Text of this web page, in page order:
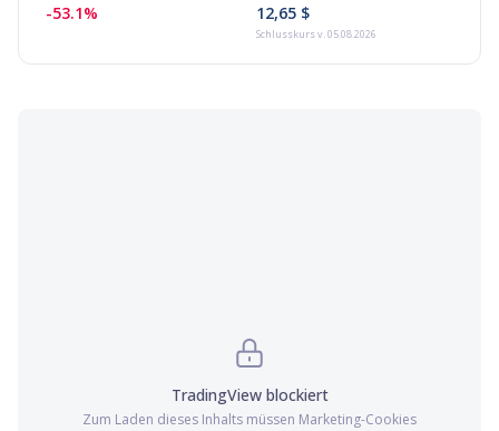
-53.1% 12,65 $
Schlusskursv. 05.08.2026
TradingViewblockiert
Zum Laden dieses Inhalts müssen Marketing-Cookies